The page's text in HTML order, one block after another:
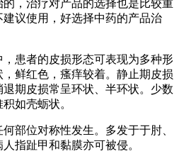
，治疗对产品的选择也是比较重
议使用，好选择中药的产品治
患者的皮损形态可表现为多种形
鲜红色，瘙痒较着。静止期皮损
期皮损常呈环状、半环状。少数
如壳蛎状。
部位对称性发生。多发于于肘、
指趾甲和黏膜亦可被侵。